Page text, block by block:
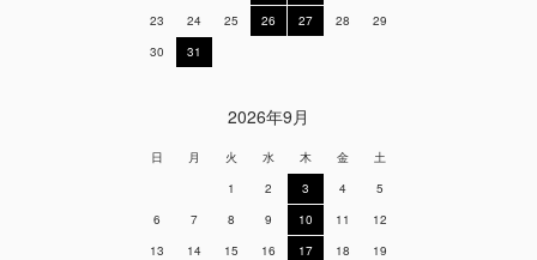
23
24 25 26 27 28
29
30
31
2026年9月
日 月 火 水 木 金
土
1
2 3 4
5
6
7 8 9 10 11
12
13
14 15 16 17 18
19